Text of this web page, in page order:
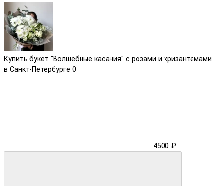
Купить букет "Волшебные касания" с розами и хризантемами
в Санкт-Петербурге 0
4500 ₽